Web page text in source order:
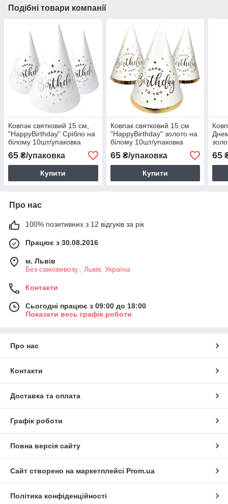
Подібні товари компанії
Ковпак святковий 15 см,
"HappyBirthday" Срібло на
білому 10шт/упаковка
65 ₴/упаковка
Купити
Ковпак святковий 15 см
"HappyBirthday" золото на
білому 10шт/упаковка
65₴/упаковка
Купити
65
Про нас
100% позитивних з 12 відгуків за рік
Працює з 30.08.2016
м. Львів
Без самовивозу , Львів, Україна
Контакти
Сьогодні працює з 09:00 до 18:00
Показати весь графік роботи
Про нас
Контакти
Доставка та оплата
Графік роботи
Повна версія сайту
Сайт створено на маркетплейсі Prom.ua
Політика конфіденційності